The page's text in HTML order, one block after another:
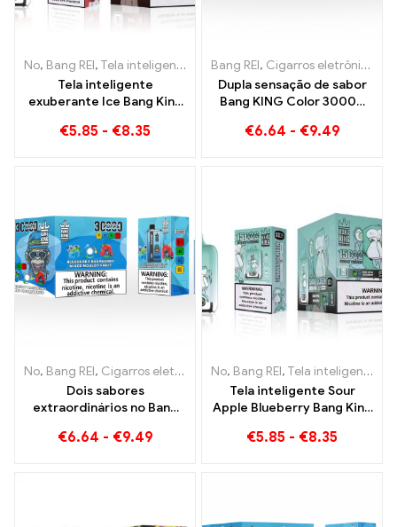
No, Bang REI, Tela inteligente Bang King 15000 Sopro ,Cigarros
Tela inteligente
exuberante Ice Bang King
perfeitamente equilibrada
€5.85 - €8.35
Bang REI, Cigarros eletrônicos descartáveis
Dupla sensação de sabor
Bang KING Color 30000
Blueberry 30000 Puffs
€6.64 - €9.49
No, Bang REI, Cigarros eletrônicos descartáveis ​​Lituânia ,Cigarros
Dois sabores
extraordinários no Bang
Zigarette Mirtilo
€6.64 - €9.49
No, Bang REI, Tela inteligente Bang King 15000 Sopro
Tela inteligente Sour
Apple Blueberry Bang King
experiência vaping
€5.85 - €8.35